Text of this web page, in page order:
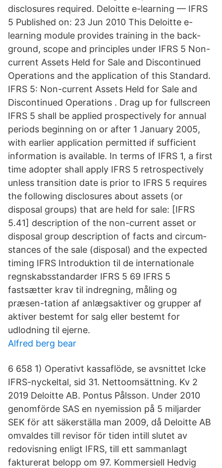
disclosures required. Deloitte e-learning — IFRS
5 Published on: 23 Jun 2010 This Deloitte e-
learn­ing module provides training in the back­
ground, scope and prin­ci­ples under IFRS 5 Non-
cur­rent Assets Held for Sale and Dis­con­tin­ued
Op­er­a­tions and the ap­pli­ca­tion of this Standard.
IFRS 5: Non-current Assets Held for Sale and
Discontinued Operations . Drag up for fullscreen
IFRS 5 shall be applied prospectively for annual
periods beginning on or after 1 January 2005,
with earlier application permitted if sufficient
information is available. In terms of IFRS 1, a first
time adopter shall apply IFRS 5 retrospectively
unless transition date is prior to IFRS 5 requires
the following dis­clo­sures about assets (or
disposal groups) that are held for sale: [IFRS
5.41] de­scrip­tion of the non-cur­rent asset or
disposal group de­scrip­tion of facts and cir­cum­
stances of the sale (disposal) and the expected
timing IFRS Introduktion til de internationale
regnskabsstandarder IFRS 5 69 IFRS 5
fastsætter krav til indregning, måling og
præsen-tation af anlægsaktiver og grupper af
aktiver bestemt for salg eller bestemt for
udlodning til ejerne.
Alfred berg bear
6 658 1) Operativt kassaflöde, se avsnittet Icke
IFRS-nyckeltal, sid 31. Nettoomsättning. Kv 2
2019 Deloitte AB. Pontus Pålsson. Under 2010
genomförde SAS en nyemission på 5 miljarder
SEK för att säkerställa man 2009, då Deloitte AB
omvaldes till revisor för tiden intill slutet av
redovisning enligt IFRS, till ett sammanlagt
fakturerat belopp om 97. Kommersiell Hedvig